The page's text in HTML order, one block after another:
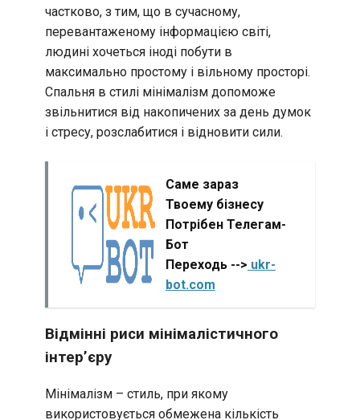
частково, з тим, що в сучасному,
перевантаженому інформацією світі,
людині хочеться іноді побути в
максимально простому і вільному просторі.
Спальня в стилі мінімалізм допоможе
звільнитися від накопичених за день думок
і стресу, розслабитися і відновити сили.
Саме зараз
Твоему бізнесу
Потрібен Телегам-
Бот
Переходь --> ukr-
bot.com
Відмінні риси мінімалістичного
інтер’єру
Мінімалізм – стиль, при якому
використовується обмежена кількість